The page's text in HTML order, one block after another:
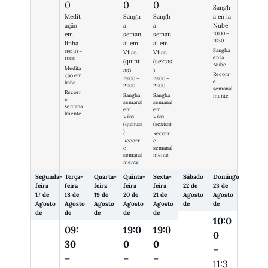
0
Medit
ação
em
linha
09:30 –
11:00
Medita
ção em
linha
Recorr
e
semana
lmente
0
Sangh
a
seman
al em
Vilas
(quint
as)
19:00 –
21:00
Sangha
semanal
em
Vilas
(quintas
)
Recorr
e
semanal
mente
0
Sangh
a
seman
al em
Vilas
(sextas
)
19:00 –
21:00
Sangha
semanal
em
Vilas
(sextas)
Recorr
e
semanal
mente
Sangh
a en la
Nube
10:00 –
11:30
Sangha
en la
Nube
Recorr
e
semanal
mente
Segunda-
feira
17 de
Agosto
de
Terça-
feira
18 de
Agosto
de
09:
30
–
Quarta-
feira
19 de
Agosto
de
Quinta-
feira
20 de
Agosto
de
19:0
0
–
Sexta-
feira
21 de
Agosto
de
19:0
0
–
Sábado
22 de
Agosto
de
Domingo
23 de
Agosto
de
10:0
0
–
11:3